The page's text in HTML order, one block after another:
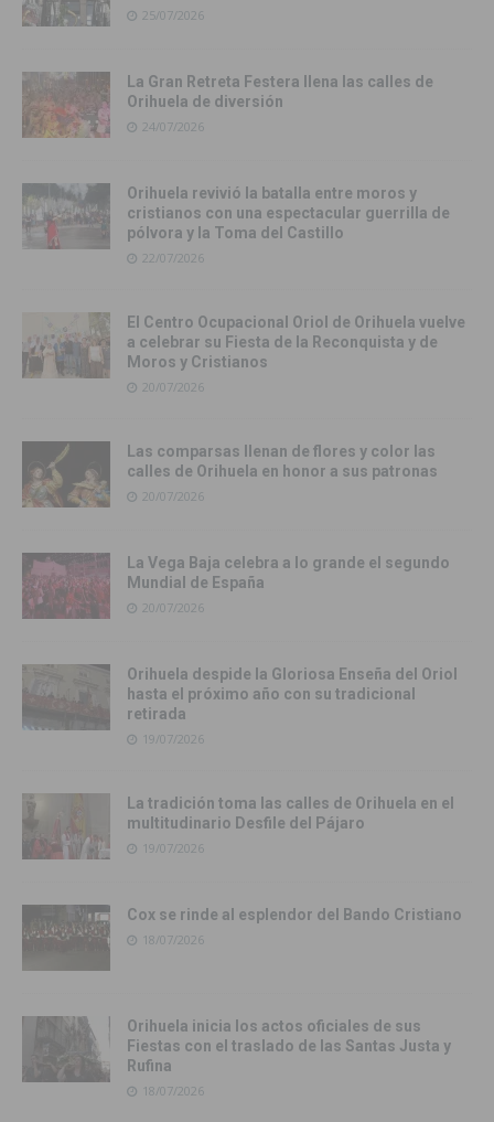
25/07/2026
La Gran Retreta Festera llena las calles de
Orihuela de diversión
24/07/2026
Orihuela revivió la batalla entre moros y
cristianos con una espectacular guerrilla de
pólvora y la Toma del Castillo
22/07/2026
El Centro Ocupacional Oriol de Orihuela vuelve
a celebrar su Fiesta de la Reconquista y de
Moros y Cristianos
20/07/2026
Las comparsas llenan de flores y color las
calles de Orihuela en honor a sus patronas
20/07/2026
La Vega Baja celebra a lo grande el segundo
Mundial de España
20/07/2026
Orihuela despide la Gloriosa Enseña del Oriol
hasta el próximo año con su tradicional
retirada
19/07/2026
La tradición toma las calles de Orihuela en el
multitudinario Desfile del Pájaro
19/07/2026
Cox se rinde al esplendor del Bando Cristiano
18/07/2026
Orihuela inicia los actos oficiales de sus
Fiestas con el traslado de las Santas Justa y
Rufina
18/07/2026